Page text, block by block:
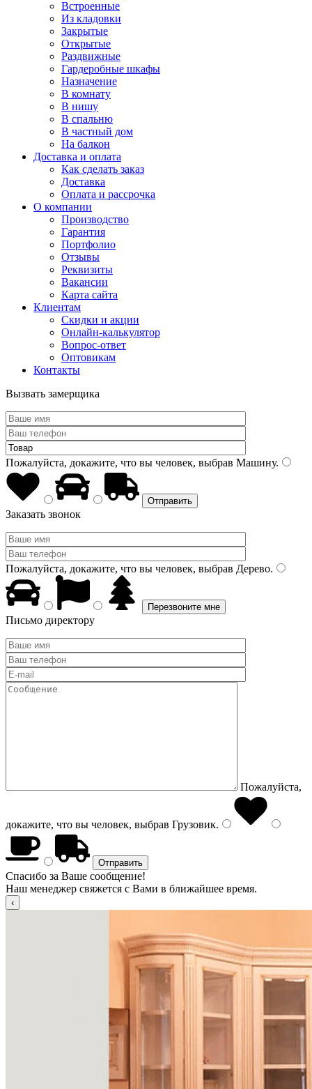
Встроенные
Из кладовки
Закрытые
Открытые
Раздвижные
Гардеробные шкафы
Назначение
В комнату
В нишу
В спальню
В частный дом
На балкон
Доставка и оплата
Как сделать заказ
Доставка
Оплата и рассрочка
О компании
Производство
Гарантия
Портфолио
Отзывы
Реквизиты
Вакансии
Карта сайта
Клиентам
Скидки и акции
Онлайн-калькулятор
Вопрос-ответ
Оптовикам
Контакты
Вызвать замерщика
Пожалуйста, докажите, что вы человек, выбрав Машину.
Заказать звонок
Пожалуйста, докажите, что вы человек, выбрав Дерево.
Письмо директору
Пожалуйста,
докажите, что вы человек, выбрав Грузовик.
Спасибо за Ваше сообщение!
Наш менеджер свяжется с Вами в ближайшее время.